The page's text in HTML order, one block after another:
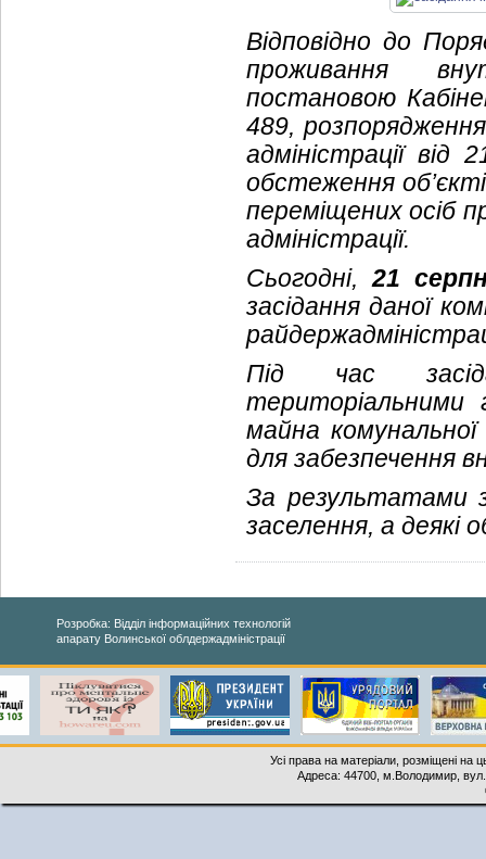
Відповідно до
проживання
постановою
489,
адміністрації
обстеження
переміщених осіб
адміністрації.
Сьогодні,21
засідання даної
Під час
територіальними
майна
для забезпечення
За результатами
заселення, а деякі
Розробка: Відділ інформаційних технологій
апарату Волинської облдержадміністрації
Усі права на матеріали, розміщені на
Адреса: 44700, м.Володимир,